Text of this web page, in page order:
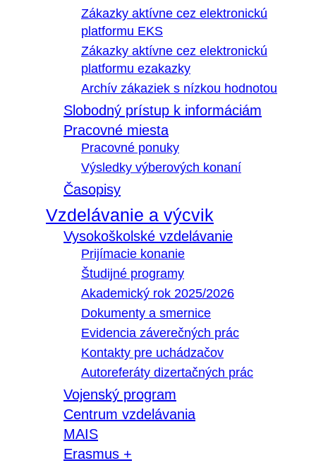
Zákazky aktívne cez elektronickú
platformu EKS
Zákazky aktívne cez elektronickú
platformu ezakazky
Archív zákaziek s nízkou hodnotou
Slobodný prístup k informáciám
Pracovné miesta
Pracovné ponuky
Výsledky výberových konaní
Časopisy
Vzdelávanie a výcvik
Vysokoškolské vzdelávanie
Prijímacie konanie
Študijné programy
Akademický rok 2025/2026
Dokumenty a smernice
Evidencia záverečných prác
Kontakty pre uchádzačov
Autoreferáty dizertačných prác
Vojenský program
Centrum vzdelávania
MAIS
Erasmus +